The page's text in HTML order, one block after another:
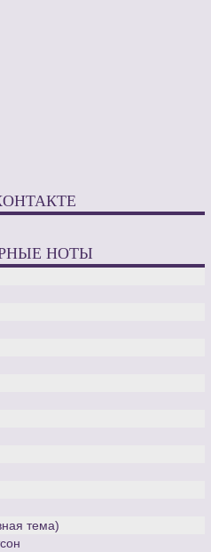
НОТЫ
тема)